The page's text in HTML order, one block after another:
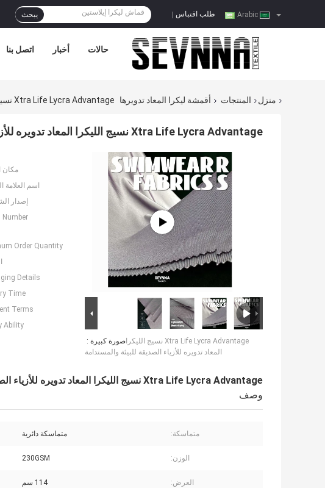
طلب اقتباس يبحث
اتصل بنا أخبار حالات
منزل المنتجات أقمشة ليكرا المعاد تدويرها Xtra Life Lycra Advantage نسيج الليكرا المعاد تدويره للأزياء الصديقة للبيئة والمستدامة
Xtra Life Lycra Advantage نسيج الليكرا المعاد تدويره للأزياء الصديقة للبيئة والمستدامة
صورة كبيرة : Xtra Life Lycra Advantage نسيج الليكرا
المعاد تدويره للأزياء الصديقة للبيئة والمستدامة
مكان
اسم العلامة
إصدار
Number:
Order Quantity:
Details:
Time:
Terms:
Ability:
Xtra Life Lycra Advantage نسيج الليكرا المعاد تدويره للأزياء الصديقة للبيئة والمستدامة
وصف
متماسكة: متماسكة دائرية
الوزن: 230GSM
العرض: 114 سم